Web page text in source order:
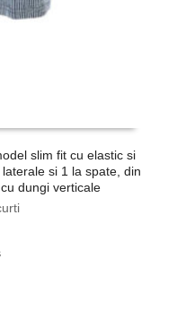
slim fit cu elastic si
si 1 la spate, din
dungi verticale